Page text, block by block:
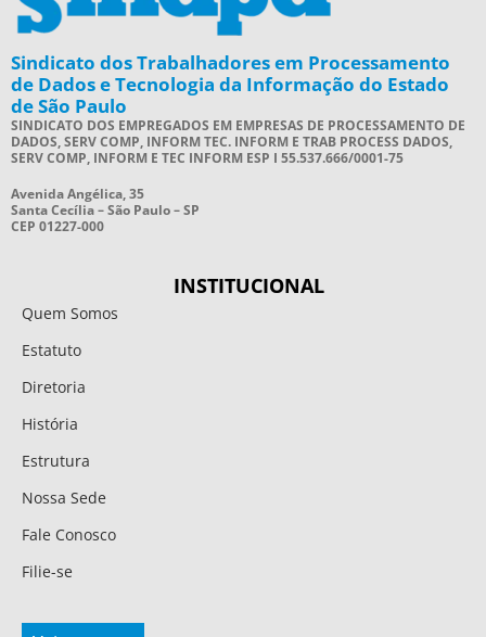
Sindicato dos Trabalhadores em Processamento
de Dados e Tecnologia da Informação do Estado
de São Paulo
SINDICATO DOS EMPREGADOS EM EMPRESAS DE PROCESSAMENTO DE
DADOS, SERV COMP, INFORM TEC. INFORM E TRAB PROCESS DADOS,
SERV COMP, INFORM E TEC INFORM ESP I 55.537.666/0001-75
Avenida Angélica, 35
Santa Cecília – São Paulo – SP
CEP 01227-000
INSTITUCIONAL
Quem Somos
Estatuto
Diretoria
História
Estrutura
Nossa Sede
Fale Conosco
Filie-se